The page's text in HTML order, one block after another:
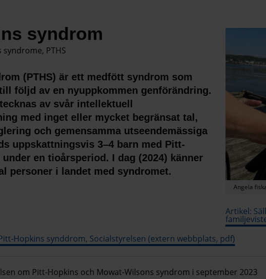
Angela
Artikel:
syndrom
PTHS
(PTHS) är ett medfött syndrom som
följd av en nyuppkommen genförändring.
av svår intellektuell
med inget eller mycket begränsat tal,
och gemensamma utseendemässiga
uppskattningsvis 3–4 barn med Pitt-
en tioårsperiod. I dag (2024) känner
personer i landet med syndromet.
Hopkins synddrom, Socialstyrelsen (extern webbplats, pdf)
om Pitt-Hopkins och Mowat-Wilsons syndrom i september 2023